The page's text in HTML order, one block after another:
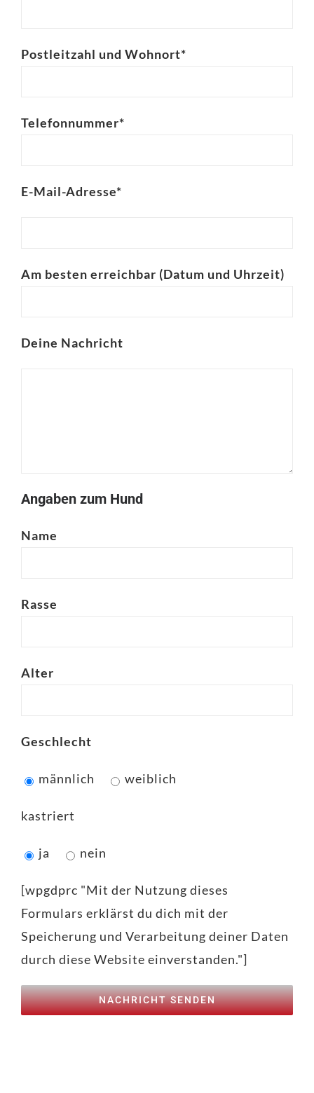
Postleitzahl und Wohnort*
Telefonnummer*
E-Mail-Adresse*
Am besten erreichbar (Datum und Uhrzeit)
Deine Nachricht
Angaben zum Hund
Name
Rasse
Alter
Geschlecht
männlich weiblich
kastriert
ja nein
[wpgdprc "Mit der Nutzung dieses
Formulars erklärst du dich mit der
Speicherung und Verarbeitung deiner Daten
durch diese Website einverstanden."]